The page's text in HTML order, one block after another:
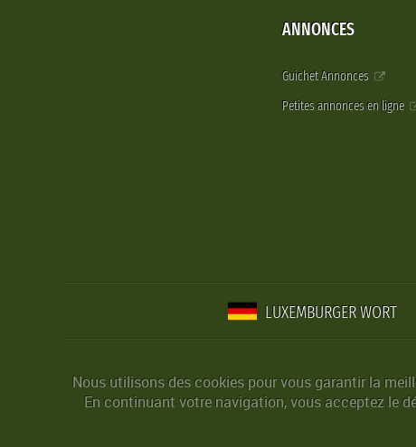
ANNONCES
Guichet Annonces
Petites annonces en ligne
LUXEMBURGER WORT
Nous utilisons des cookies pour vous garantir la
En continuant votre navigation, vous acceptez le